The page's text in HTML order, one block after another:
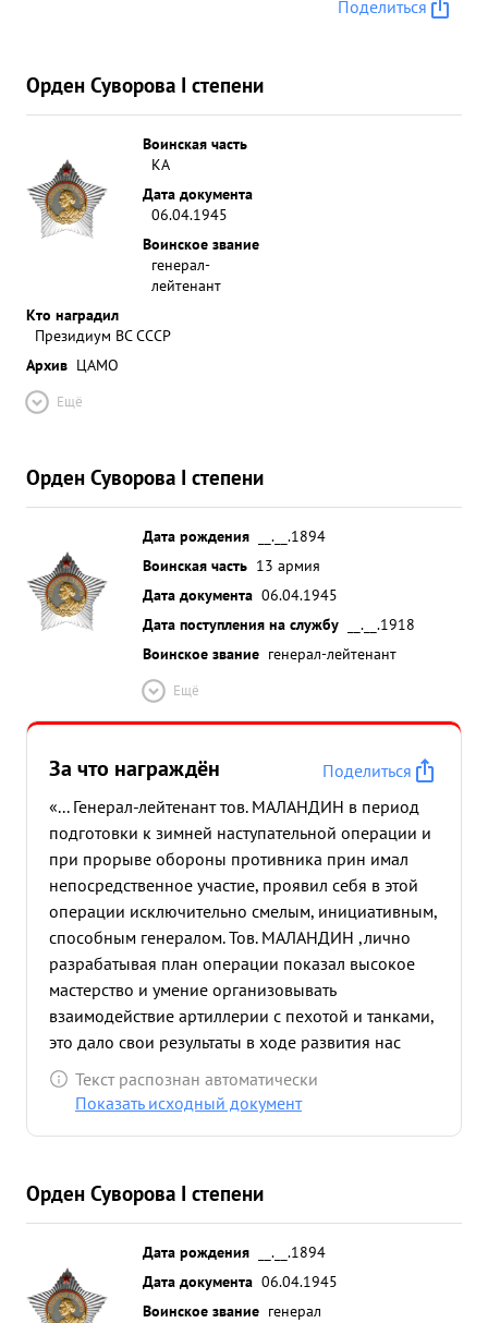
Поделиться
Орден Суворова I степени
Воинская часть
КА
Дата документа
06.04.1945
Воинское звание
генерал-
лейтенант
Кто наградил
Президиум ВС СССР
Архив ЦАМО
Ещё
Орден Суворова I степени
Дата рождения
__.__.1894
Воинская часть 13 армия
Дата документа 06.04.1945
Дата поступления на службу
__.__.1918
Воинское звание генерал-лейтенант
Ещё
За что награждён
Поделиться
«... Генерал-лейтенант тов. МАЛАНДИН в период
подготовки к зимней наступательной операции и
при прорыве обороны противника прин имал
непосредственное участие, проявил себя в этой
операции исключительно смелым, инициативным,
способным генералом. Тов. МАЛАНДИН ,лично
разрабатывая план операции показал высокое
мастерство и умение организовывать
взаимодействие артиллерии с пехотой и танками,
это дало свои результаты в ходе развития нас
тупательной операции. Благодаря талантливо
организованному взаимодействию, войска ар мии
танковые дивизии и 20-ю мотодивизию. В боях
уничтожено свыше 8 тысяч солдат и офицеров
противника, захваченов плен более 1000
человек
сожжено и подбито 94 танка, 120
самоходных орудий, свыше 100 бронемашин и
Текст распознан автоматически
Показать исходный документ
Орден Суворова I степени
Дата рождения
__.__.1894
Дата документа 06.04.1945
Воинское звание генерал